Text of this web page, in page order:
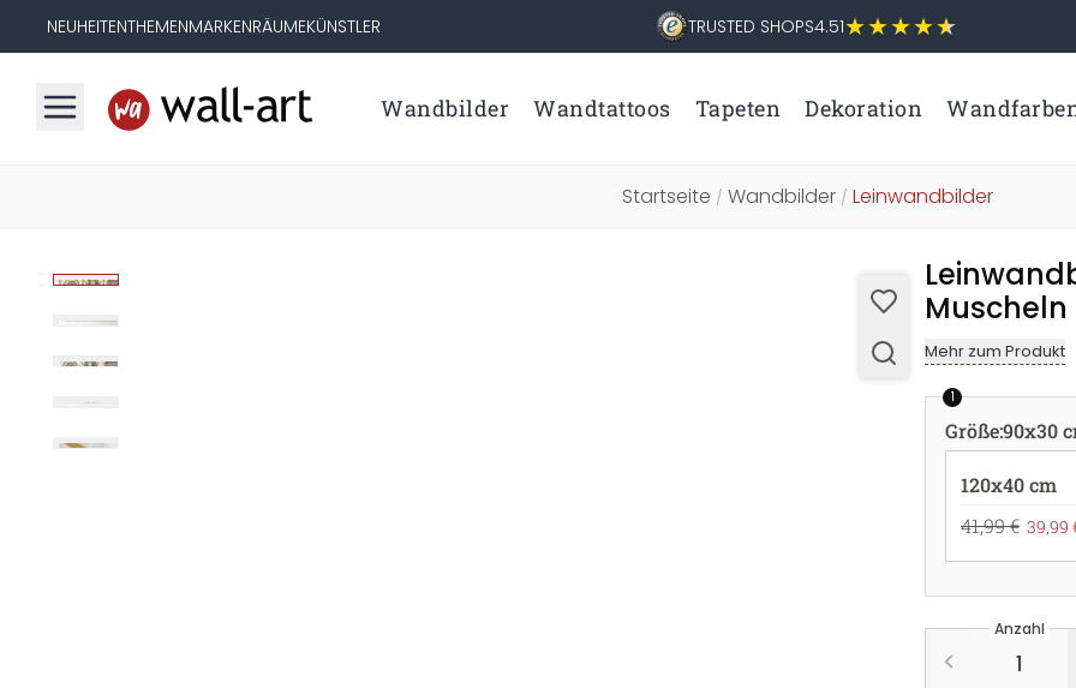
NEUHEITENTHEMENMARKENRÄUMEKÜNSTLER TRUSTED SHOPS4.51
Wandbilder Wandtattoos Tapeten Dekoration
Startseite / Wandbilder/ Leinwandbilder
Mehr zum Produkt
1
Größe:90x30
120x40 cm
41,99 € 39,99
Anzahl